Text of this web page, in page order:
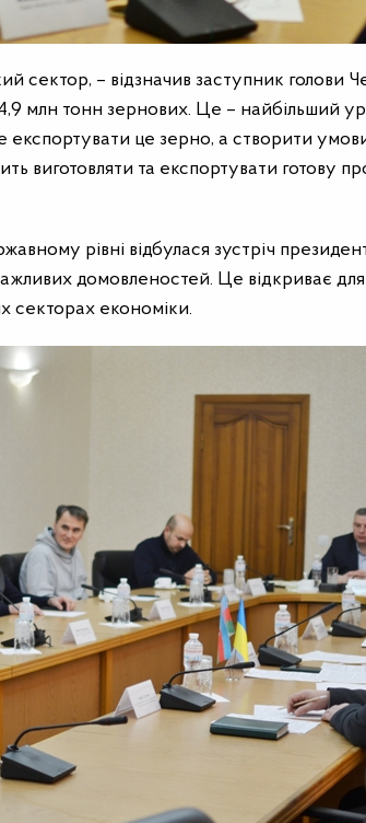
сектор, – відзначив заступник голови
млн тонн зернових. Це – найбільший
експортувати це зерно, а створити
виготовляти та експортувати готову
рівні відбулася зустріч
домовленостей. Це відкриває
секторах економіки.